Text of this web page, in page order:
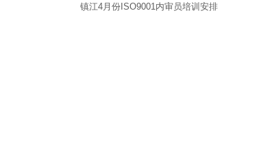
镇江4月份ISO9001内审员培训安排